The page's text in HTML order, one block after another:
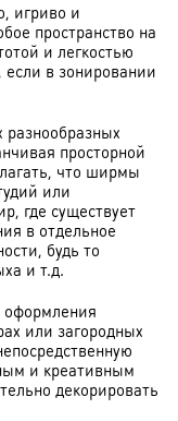
игриво и
пространство на
и легкостью
в зонировании
просторной
что ширмы
или
где существует
в отдельное
будь то
и т.д.
оформления
или загородных
и креативным
декорировать